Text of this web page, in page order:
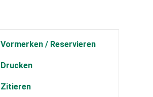
Vormerken
Drucken
Zitieren